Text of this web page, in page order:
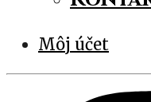
Môj účet